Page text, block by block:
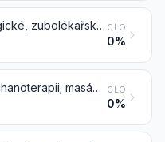
Lékařské, chirurgické, zubolékařské nebo zvěrolékařské nástroje a přístroje, včetně scintigrafických přístrojů, ostatní elektroléčebné přístroje a nástroje a přístroje pro vyšetření zraku CLO
0%
Přístroje pro mechanoterapii; masážní přístroje; psychotechnické přístroje; přístroje pro léčbu ozonem, kyslíkem, aerosolem, dýchací oživovací přístroje nebo jiné léčebné dýchací přístroje CLO
0%